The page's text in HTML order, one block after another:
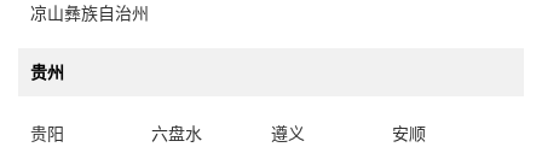
凉山彝族自治州
贵州
贵阳 六盘水 遵义
安顺